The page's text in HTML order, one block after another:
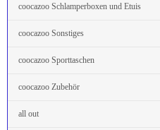
coocazoo Schlamperboxen und Etuis
coocazoo Sonstiges
coocazoo Sporttaschen
coocazoo Zubehör
all out